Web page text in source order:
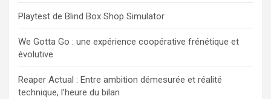
Playtest de Blind Box Shop Simulator
We Gotta Go : une expérience coopérative frénétique et
évolutive
Reaper Actual : Entre ambition démesurée et réalité
technique, l’heure du bilan